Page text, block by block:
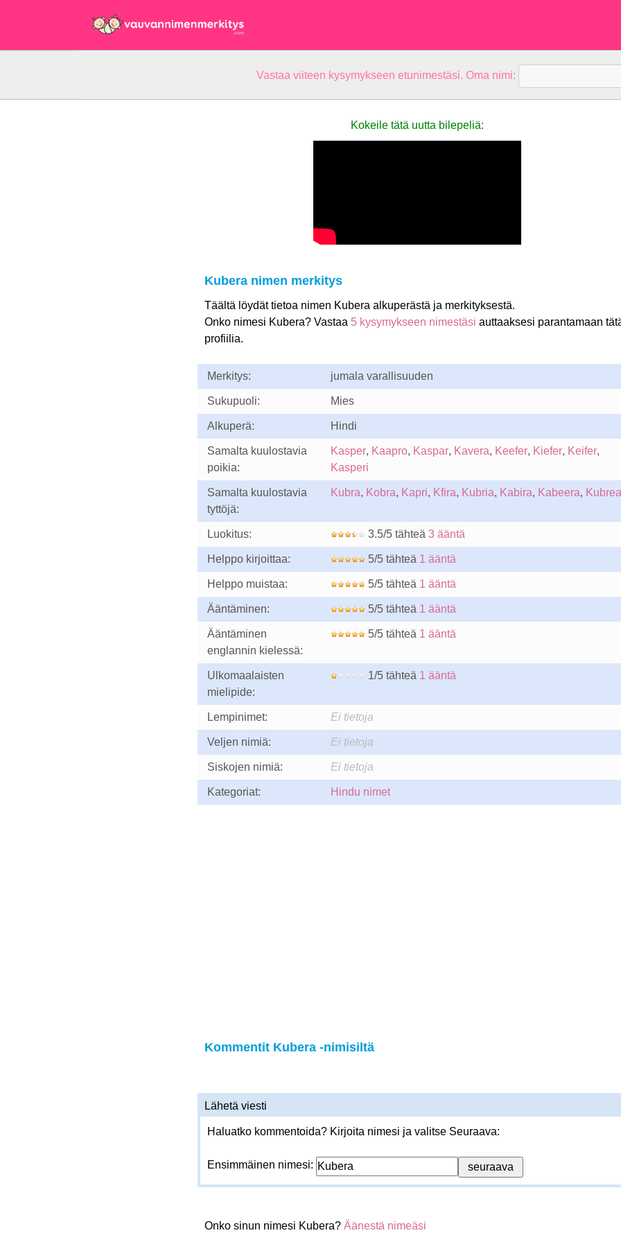
Vastaa viiteen kysymykseen etunimestäsi. Oma nimi:
Kokeile tätä uutta bilepeliä:
Kubera nimen merkitys
Täältä löydät tietoa nimen Kubera alkuperästä ja merkityksestä.
Onko nimesi Kubera? Vastaa 5 kysymykseen nimestäsi auttaaksesi parantamaan
profiilia.
Merkitys: jumala varallisuuden
Sukupuoli: Mies
Alkuperä: Hindi
Samalta kuulostavia
poikia:
Kasper, Kaapro, Kaspar, Kavera, Keefer, Kiefer, Keifer,
Kasperi
Samalta kuulostavia
tyttöjä:
Kubra, Kobra, Kapri, Kfira, Kubria, Kabira, Kabeera, Kubrea
Luokitus: 3.5/5 tähteä 3 ääntä
Helppo kirjoittaa: 5/5 tähteä 1 ääntä
Helppo muistaa: 5/5 tähteä 1 ääntä
Ääntäminen: 5/5 tähteä 1 ääntä
Ääntäminen
englannin kielessä:
5/5 tähteä 1 ääntä
Ulkomaalaisten
mielipide:
1/5 tähteä 1 ääntä
Lempinimet: Ei tietoja
Veljen nimiä: Ei tietoja
Siskojen nimiä: Ei tietoja
Kategoriat: Hindu nimet
Kommentit Kubera -nimisiltä
Lähetä viesti
Haluatko kommentoida? Kirjoita nimesi ja valitse Seuraava:
Ensimmäinen nimesi:
Onko sinun nimesi Kubera? Äänestä nimeäsi